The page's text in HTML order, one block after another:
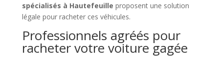
spécialisés à Hautefeuille proposent une solution
légale pour racheter ces véhicules.
Professionnels agréés pour
racheter votre voiture gagée